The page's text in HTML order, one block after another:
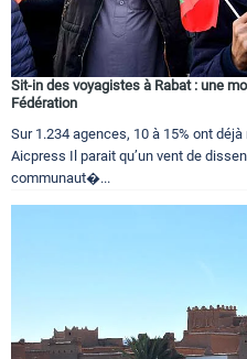
Sit-in des voyagistes à Rabat : une
Fédération
Sur 1.234 agences, 10 à 15% ont
Aicpress Il parait qu’un vent de
communaut�...